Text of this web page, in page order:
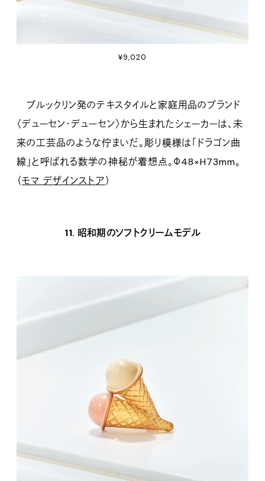
¥9,020
ブルックリン発のテキスタイルと家庭用品のブランド
〈デューセン・デューセン〉から生まれたシェーカーは、未
来の工芸品のような佇まいだ。彫り模様は「ドラゴン曲
線」と呼ばれる数学の神秘が着想点。Φ48×H73mm。
（モマ デザインストア）
11. 昭和期のソフトクリームモデル